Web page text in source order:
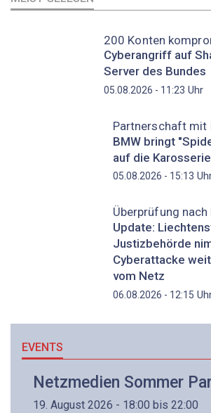
200 Konten
Cyberangriff auf
Server des Bundes
05.08.2026 - 11:23 Uhr
Partnerschaft mit
BMW bringt
auf die Karosserie
05.08.2026 - 15:13
Überprüfung
Update:
Justizbehörde
Cyberattacke
vom Netz
06.08.2026 - 12:15
EVENTS
Netzmedien Sommer
19. August 2026 - 18:00 bis 22:00